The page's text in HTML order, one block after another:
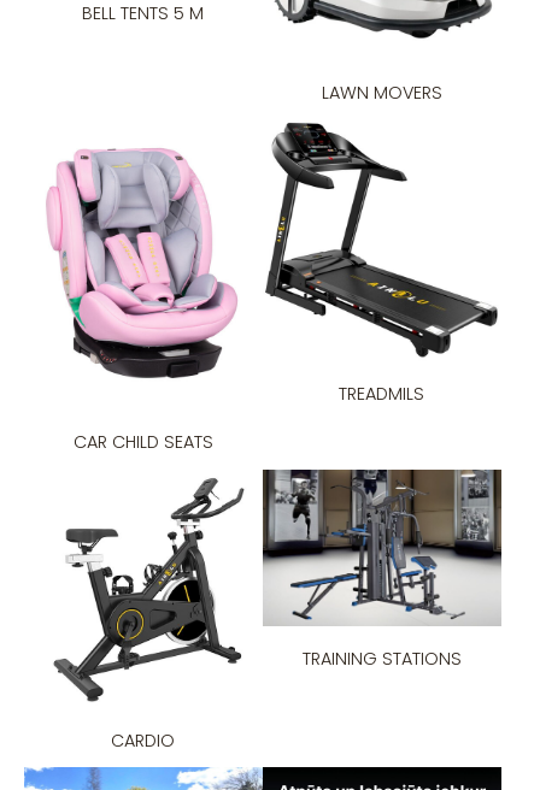
BELL TENTS 5 M
LAWN MOVERS
CAR CHILD SEATS
TREADMILS
CARDIO
TRAINING STATIONS